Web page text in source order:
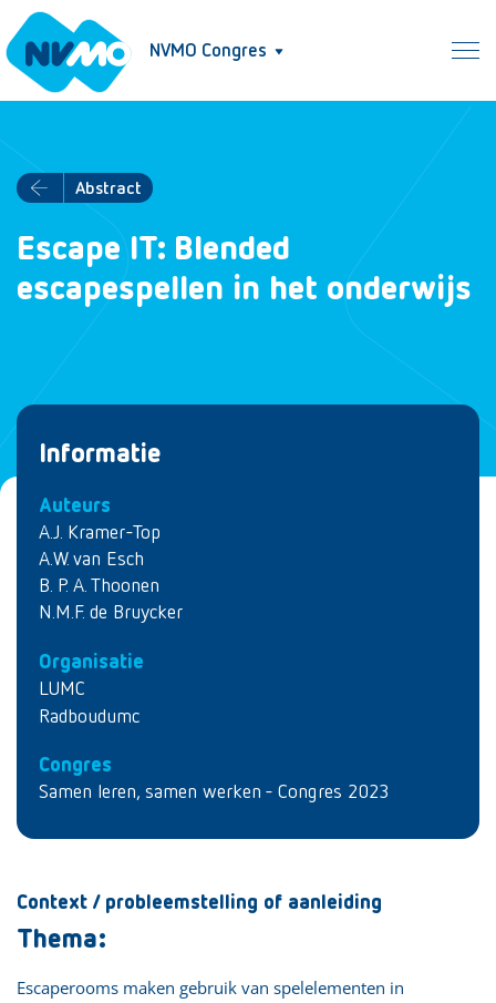
NVMO Congres
Abstract
Escape IT: Blended
escapespellen in het onderwijs
Informatie
Auteurs
A.J. Kramer-Top
A.W. van Esch
B. P. A. Thoonen
N.M.F. de Bruycker
Organisatie
LUMC
Radboudumc
Congres
Samen leren, samen werken - Congres 2023
Context / probleemstelling of aanleiding
Thema:
Escaperooms maken gebruik van spelelementen in